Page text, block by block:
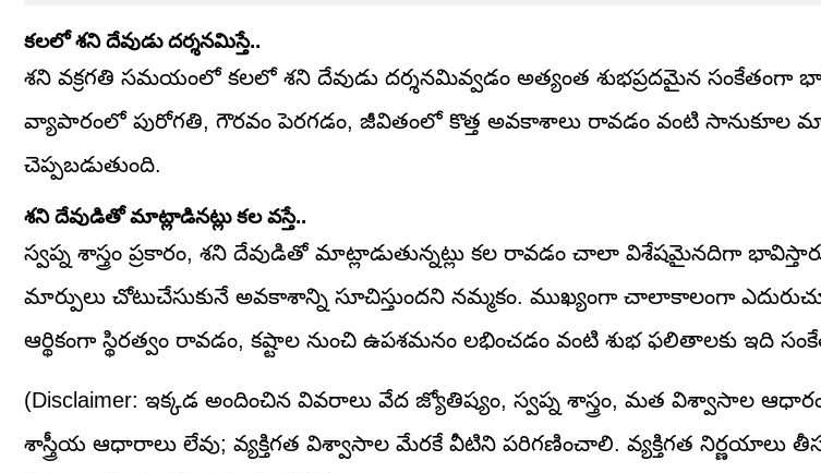
కలలో శని దేవుడు దర్శనమిస్తే..
శని వక్రగతి సమయంలో కలలో శని దేవుడు దర్శనమివ్వడం అత్యంత శుభప్రదమైన సంకేతంగా
వ్యాపారంలో పురోగతి, గౌరవం పెరగడం, జీవితంలో కొత్త అవకాశాలు రావడం వంటి సానుకూల
చెప్పబడుతుంది.
శని దేవుడితో మాట్లాడినట్లు కల వస్తే..
స్వప్న శాస్త్రం ప్రకారం, శని దేవుడితో మాట్లాడుతున్నట్లు కల రావడం చాలా విశేషమైనదిగా
మార్పులు చోటుచేసుకునే అవకాశాన్ని సూచిస్తుందని నమ్మకం. ముఖ్యంగా చాలాకాలంగా
ఆర్థికంగా స్థిరత్వం రావడం, కష్టాల నుంచి ఉపశమనం లభించడం వంటి శుభ ఫలితాలకు ఇది
(Disclaimer: ఇక్కడ అందించిన వివరాలు వేద జ్యోతిష్యం, స్వప్న శాస్త్రం, మత విశ్వాసాల
శాస్త్రీయ ఆధారాలు లేవు; వ్యక్తిగత విశ్వాసాల మేరకే వీటిని పరిగణించాలి. వ్యక్తిగత నిర్ణయాలు